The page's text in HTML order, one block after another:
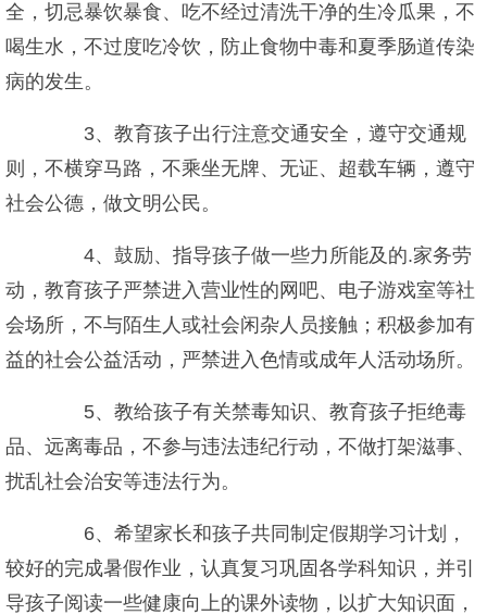
全，切忌暴饮暴食、吃不经过清洗干净的生冷瓜果，不
喝生水，不过度吃冷饮，防止食物中毒和夏季肠道传染
病的发生。
3、教育孩子出行注意交通安全，遵守交通规
则，不横穿马路，不乘坐无牌、无证、超载车辆，遵守
社会公德，做文明公民。
4、鼓励、指导孩子做一些力所能及的.家务劳
动，教育孩子严禁进入营业性的网吧、电子游戏室等社
会场所，不与陌生人或社会闲杂人员接触；积极参加有
益的社会公益活动，严禁进入色情或成年人活动场所。
5、教给孩子有关禁毒知识、教育孩子拒绝毒
品、远离毒品，不参与违法违纪行动，不做打架滋事、
扰乱社会治安等违法行为。
6、希望家长和孩子共同制定假期学习计划，
较好的完成暑假作业，认真复习巩固各学科知识，并引
导孩子阅读一些健康向上的课外读物，以扩大知识面，